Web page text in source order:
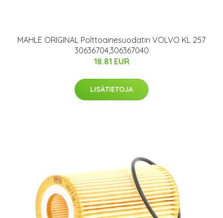
MAHLE ORIGINAL Polttoainesuodatin VOLVO KL 257
30636704,306367040
18.81 EUR
LISÄTIETOJA